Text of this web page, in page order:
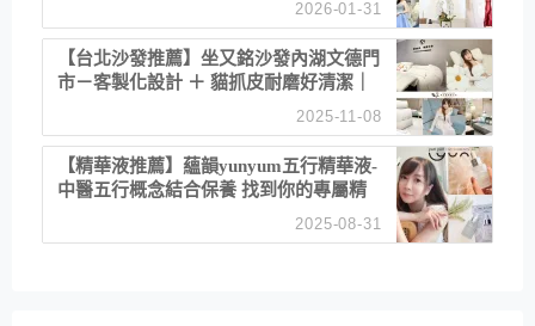
2026-01-31
【台北沙發推薦】坐又銘沙發內湖文德門
市－客製化設計 ＋ 貓抓皮耐磨好清潔｜
直營直銷、價格透明 高CP值打造夢想
2025-11-08
【精華液推薦】蘊韻yunyum五行精華液-
中醫五行概念結合保養 找到你的專屬精
華！ 水㊀土㊀就選「潤・賦精華」維持
2025-08-31